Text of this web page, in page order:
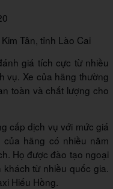
Tân, tỉnh Lào Cai
giá tích cực từ nhiều
vụ. Xe của hãng thường
toàn và chất lượng cho
cấp dịch vụ với mức giá
hãng có nhiều năm
Họ được đào tạo ngoại
từ nhiều quốc gia.
Hiếu Hồng.